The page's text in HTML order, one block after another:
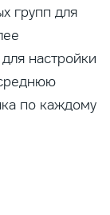
групп для
настройки
по каждому